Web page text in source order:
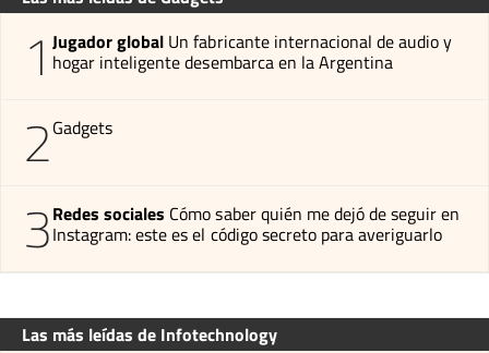
1 Jugador global Un fabricante internacional de audio y
hogar inteligente desembarca en la Argentina
2Gadgets
3Redes sociales Cómo saber quién me dejó de seguir en
Instagram: este es el código secreto para averiguarlo
Las más leídas de Infotechnology